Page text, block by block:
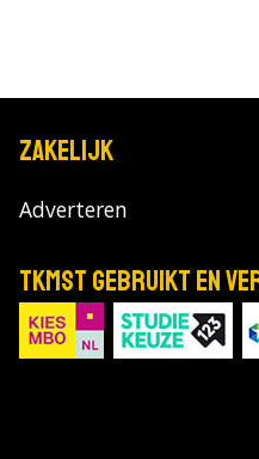
Zakelijk
Adverteren
TKMST gebruikt en